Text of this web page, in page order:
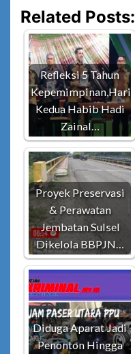
Related Posts:
Refleksi 5 Tahun
Kepemimpinan,Hari
Kedua Habib Hadi
Zainal…
Proyek Preservasi
& Perawatan
Jembatan Sulsel
Dikelola BBPJN…
Diduga Aparat Jadi
Penonton Hingga